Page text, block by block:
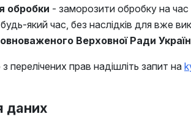
обробки - заморозити обробку на час
який час, без наслідків для вже
Верховної Ради
перелічених прав надішліть запит на
даних